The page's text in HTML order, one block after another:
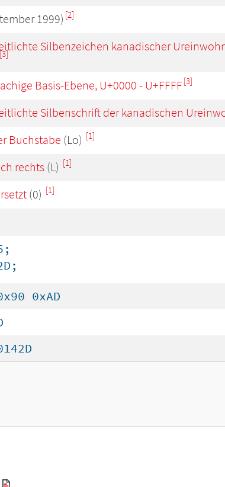
1999) [2]
Silbenzeichen kanadischer
[3]
Basis-Ebene, U+0000 - U+FFFF[3]
Silbenschrift der kanadischen
Buchstabe (Lo) [1]
rechts(L) [1]
(0) [1]
0xAD